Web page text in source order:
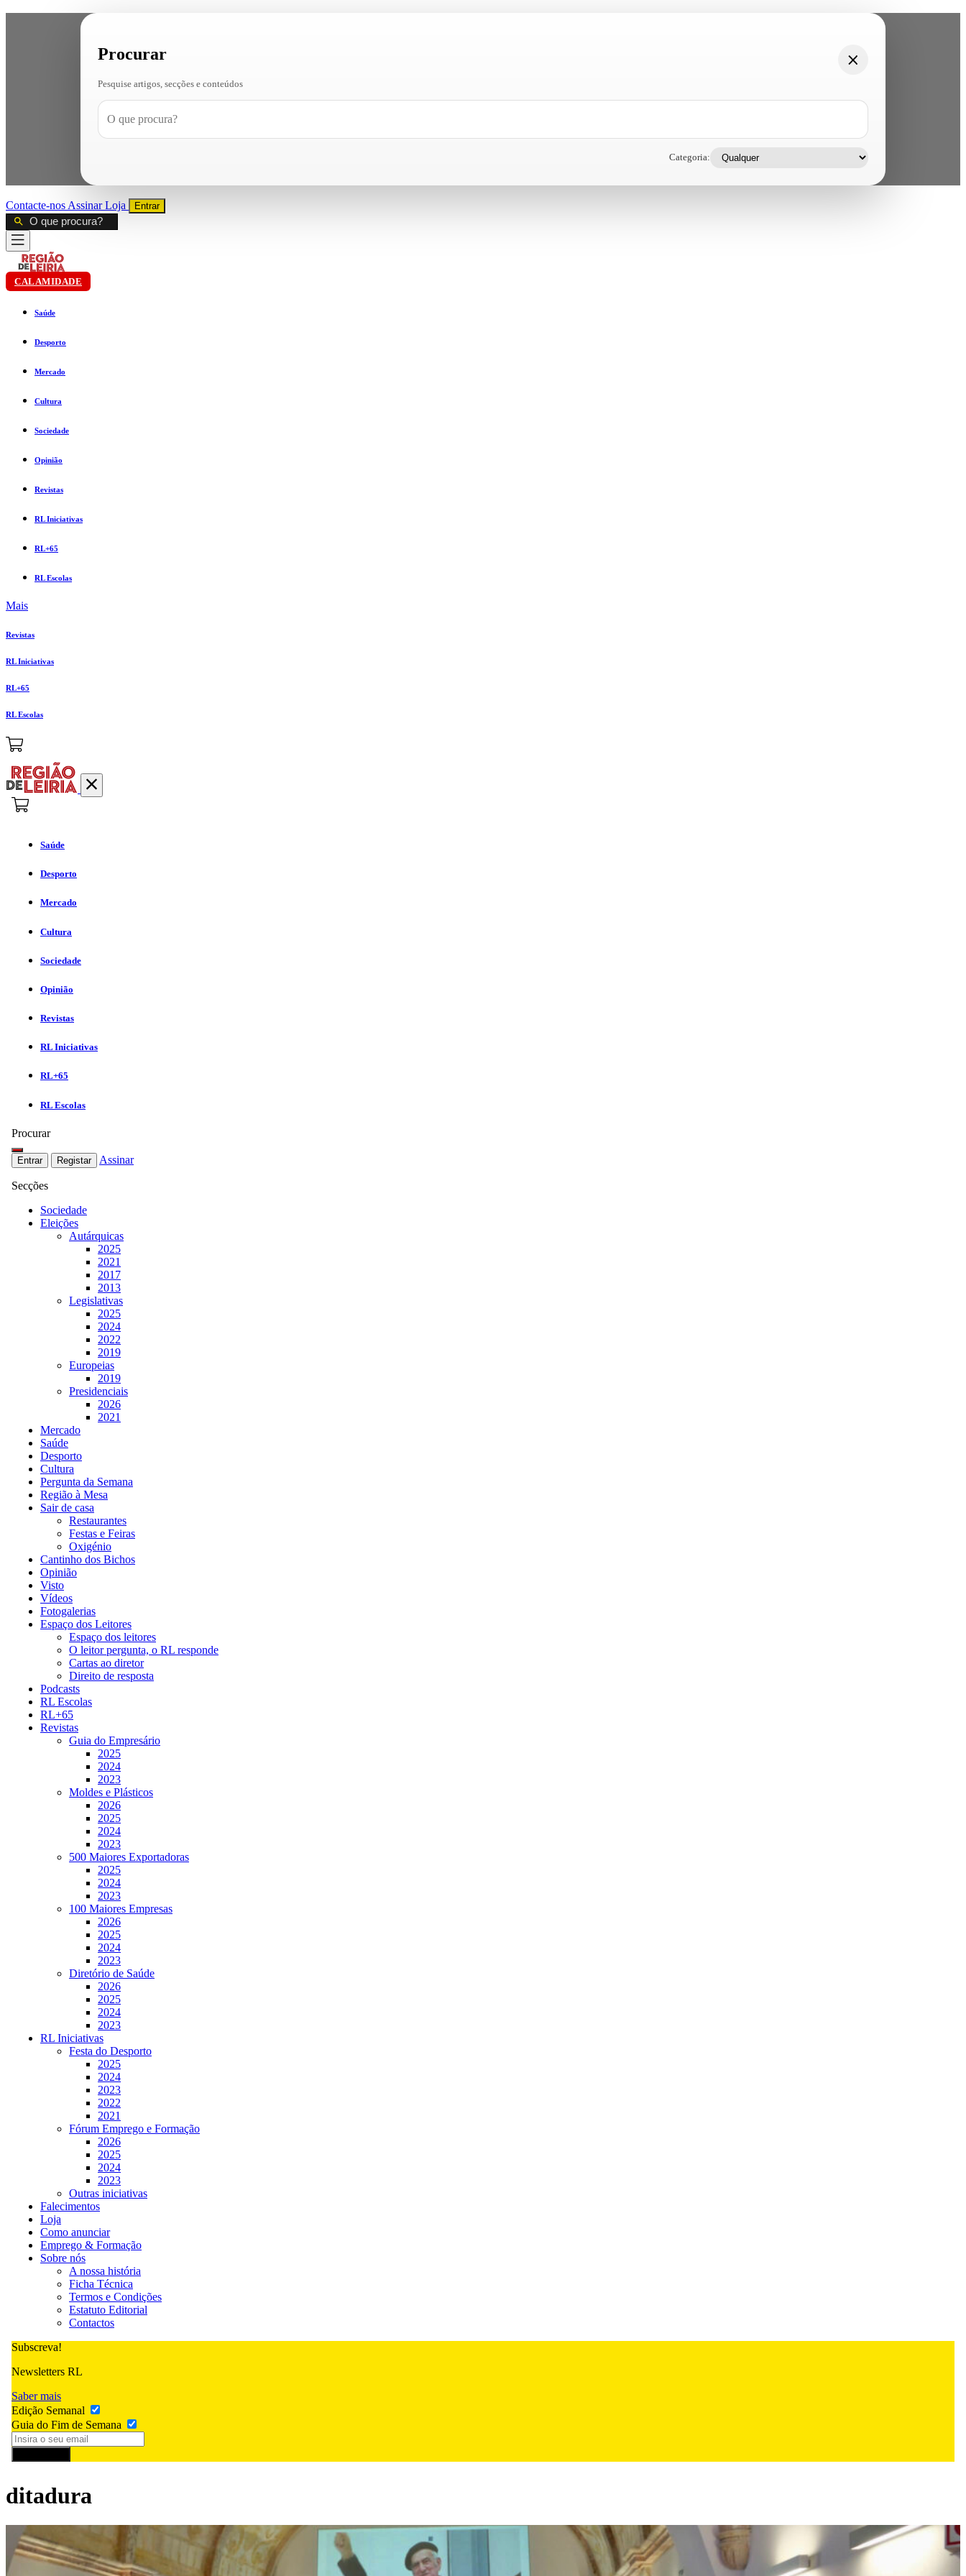
Procurar
Pesquise artigos, secções e conteúdos
Categoria:
Contacte-nos AssinarLoja Entrar
CALAMIDADE
Saúde
Desporto
Mercado
Cultura
Sociedade
Opinião
Revistas
RL Iniciativas
RL+65
RL Escolas
Mais
Revistas
RL Iniciativas
RL+65
RL Escolas
Saúde
Desporto
Mercado
Cultura
Sociedade
Opinião
Revistas
RL Iniciativas
RL+65
RL Escolas
Procurar
Entrar Registar Assinar
Secções
Sociedade
Eleições
Autárquicas
2025
2021
2017
2013
Legislativas
2025
2024
2022
2019
Europeias
2019
Presidenciais
2026
2021
Mercado
Saúde
Desporto
Cultura
Pergunta da Semana
Região à Mesa
Sair de casa
Restaurantes
Festas e Feiras
Oxigénio
Cantinho dos Bichos
Opinião
Visto
Vídeos
Fotogalerias
Espaço dos Leitores
Espaço dos leitores
O leitor pergunta, o RL responde
Cartas ao diretor
Direito de resposta
Podcasts
RL Escolas
RL+65
Revistas
Guia do Empresário
2025
2024
2023
Moldes e Plásticos
2026
2025
2024
2023
500 Maiores Exportadoras
2025
2024
2023
100 Maiores Empresas
2026
2025
2024
2023
Diretório de Saúde
2026
2025
2024
2023
RL Iniciativas
Festa do Desporto
2025
2024
2023
2022
2021
Fórum Emprego e Formação
2026
2025
2024
2023
Outras iniciativas
Falecimentos
Loja
Como anunciar
Emprego & Formação
Sobre nós
A nossa história
Ficha Técnica
Termos e Condições
Estatuto Editorial
Contactos
Subscreva!
Newsletters RL
Saber mais
Edição Semanal
Guia do Fim de Semana
ditadura